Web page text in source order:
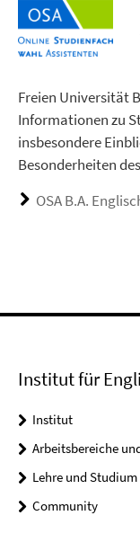
Freien Universität
Informationen zu
insbesondere
Besonderheiten
OSA B.A.
Institut für
Institut
Arbeitsbereiche
Lehre und Studium
Community